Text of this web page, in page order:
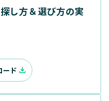
し方＆選び方の実
ード